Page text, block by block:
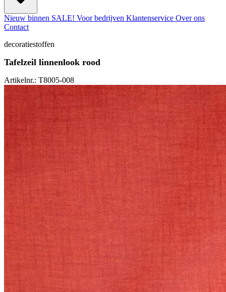
Nieuw binnen SALE! Voor bedrijven Klantenservice Over ons
Contact
decoratiestoffen
Tafelzeil linnenlook rood
Artikelnr.: T8005-008